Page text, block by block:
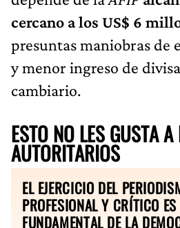
cercano a los US$ 6
presuntas maniobras de
y menor ingreso de
cambiario.
ESTO NO LES GUSTA A
AUTORITARIOS
EL EJERCICIO DEL
PROFESIONAL Y CRÍTICO
FUNDAMENTAL DE LA